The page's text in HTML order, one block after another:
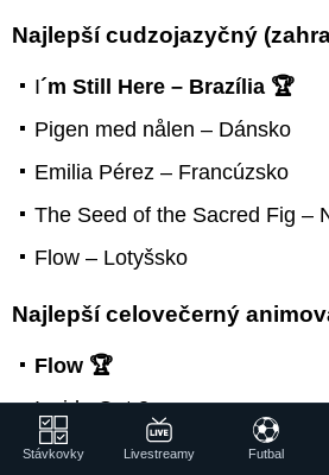
Najlepší cudzojazyčný
I´m Still Here – Brazília 🏆
Pigen med nålen – Dánsko
Emilia Pérez – Francúzsko
The Seed of the Sacred Fig –
Flow – Lotyšsko
Najlepší celovečerný
Flow 🏆
Inside Out 2
Memoir of a Snail
Stávkovky Livestreamy Futbal